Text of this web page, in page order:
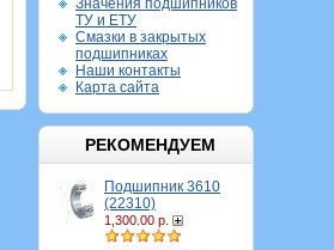
Значения подшипников
ТУ и ЕТУ
Смазки в закрытых
подшипниках
Наши контакты
Карта сайта
РЕКОМЕНДУЕМ
Подшипник 3610
(22310)
1,300.00 р.